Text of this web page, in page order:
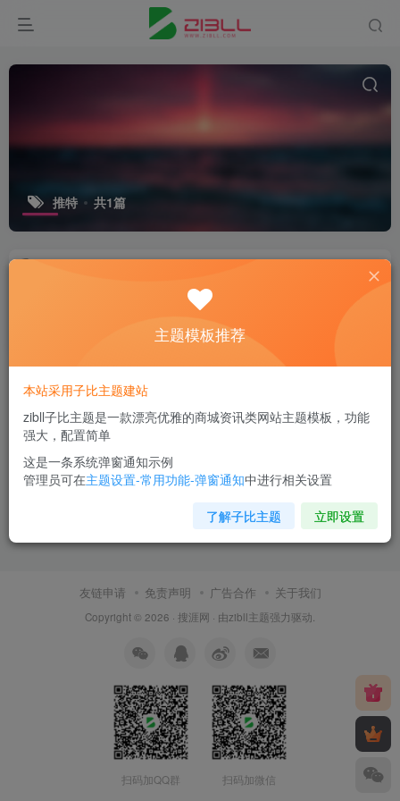
推特 共1篇
微资讯
2年前
友链申请 免责声明 广告合作 关于我们
Copyright © 2026 · 搜涯网 · 由zibll主题强力驱动.
扫码加QQ群 扫码加微信
主题模板推荐
本站采用子比主题建站
zibll子比主题是一款漂亮优雅的商城资讯类网站主题模板，功能
强大，配置简单
这是一条系统弹窗通知示例
管理员可在主题设置-常用功能-弹窗通知中进行相关设置
了解子比主题 立即设置